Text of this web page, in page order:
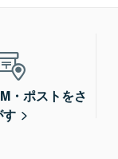
・ポストをさ